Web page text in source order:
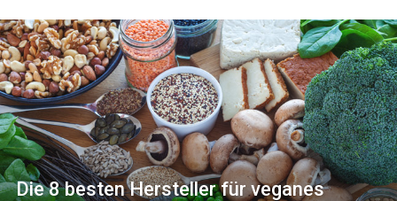
Die 8 besten Hersteller für veganes